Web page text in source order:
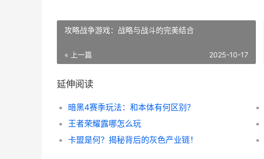
攻略战争游戏：战略与战斗的完美结合
« 上一篇 2025-10-17
延伸阅读
暗黑4赛季玩法：和本体有何区别？
王者荣耀露哪怎么玩
卡盟是何？揭秘背后的灰色产业链！